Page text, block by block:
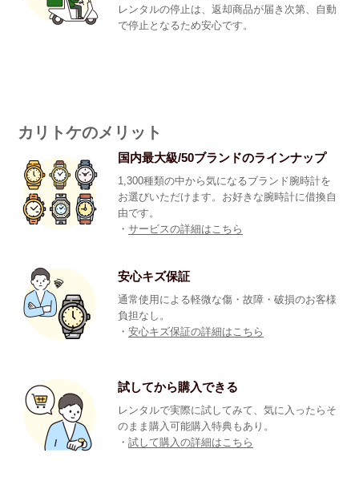
レンタルの停止は、返却商品が届き次第、自動
で停止となるため安心です。
カリトケのメリット
国内最大級/50ブランドのラインナップ
1,300種類の中から気になるブランド腕時計を
お選びいただけます。お好きな腕時計に借換自
由です。
・サービスの詳細はこちら
安心キズ保証
通常使用による軽微な傷・故障・破損のお客様
負担なし。
・安心キズ保証の詳細はこちら
試してから購入できる
レンタルで実際に試してみて、気に入ったらそ
のまま購入可能購入特典もあり。
・試して購入の詳細はこちら